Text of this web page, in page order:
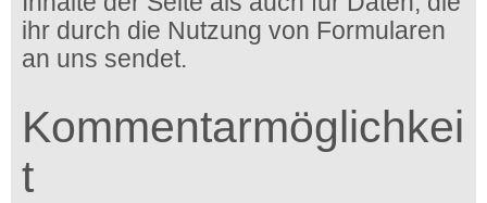
ihr durch die Nutzung von Formularen
an uns sendet.
Kommentarmöglichkei
t